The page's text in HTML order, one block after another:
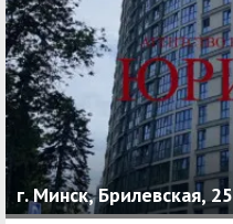
г. Минск, Брилевская, 25